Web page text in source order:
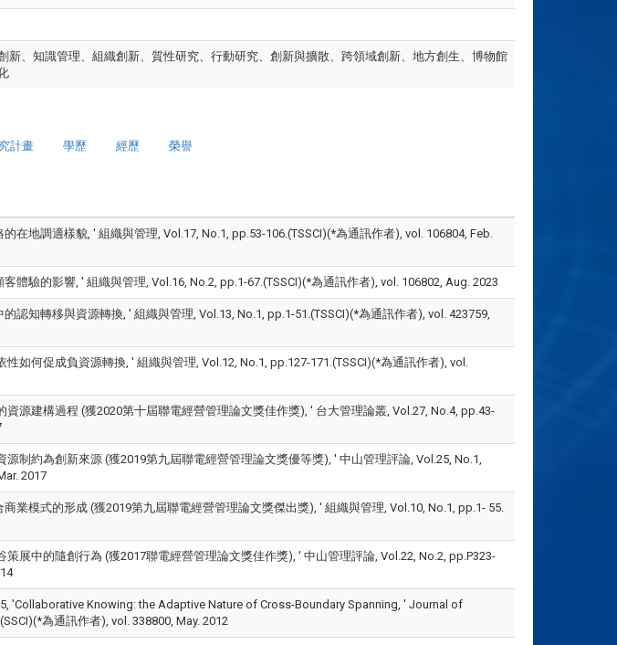
新、知識管理、組織創新、質性研究、行動研究、創新與擴散、跨領域創新、地方創生、博物館
計畫 學歷 經歷 榮譽
在地調適樣貌, ' 組織與管理, Vol.17, No.1, pp.53-106.(TSSCI)(*為通訊作者), vol. 106804, Feb.
體驗的影響, ' 組織與管理, Vol.16, No.2, pp.1-67.(TSSCI)(*為通訊作者), vol. 106802, Aug. 2023
認知轉移與資源轉換, ' 組織與管理, Vol.13, No.1, pp.1-51.(TSSCI)(*為通訊作者), vol. 423759,
如何促成負資源轉換, ' 組織與管理, Vol.12, No.1, pp.127-171.(TSSCI)(*為通訊作者), vol.
源建構過程 (獲2020第十屆聯電經營管理論文獎佳作獎), ' 台大管理論叢, Vol.27, No.4, pp.43-
制約為創新來源 (獲2019第九屆聯電經營管理論文獎優等獎), ' 中山管理評論, Vol.25, No.1,
2017
業模式的形成 (獲2019第九屆聯電經營管理論文獎傑出獎), ' 組織與管理, Vol.10, No.1, pp.1- 55.
展中的隨創行為 (獲2017聯電經營管理論文獎佳作獎), ' 中山管理評論, Vol.22, No.2, pp.P323-
'Collaborative Knowing: the Adaptive Nature of Cross-Boundary Spanning, ' Journal of
為通訊作者), vol. 338800, May. 2012